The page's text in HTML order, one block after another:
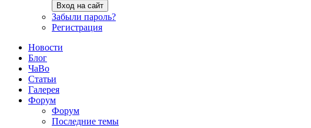
Вход на сайт
Забыли пароль?
Регистрация
Новости
Блог
ЧаВо
Статьи
Галерея
Форум
Форум
Последние темы